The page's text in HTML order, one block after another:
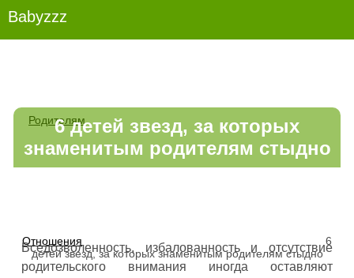
Babyzzz
Родителям
Отношения
6
детей звезд, за которых знаменитым родителям стыдно
6 детей звезд, за которых
знаменитым родителям стыдно
Вседозволенность, избалованность и отсутствие
родительского внимания иногда оставляют